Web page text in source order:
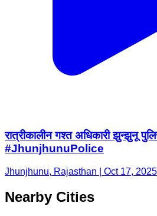
रात्रीकालीन गश्त अधिकारी झुन्झुनू
#JhunjhunuPolice
Jhunjhunu, Rajasthan | Oct 17, 2025
Nearby Cities